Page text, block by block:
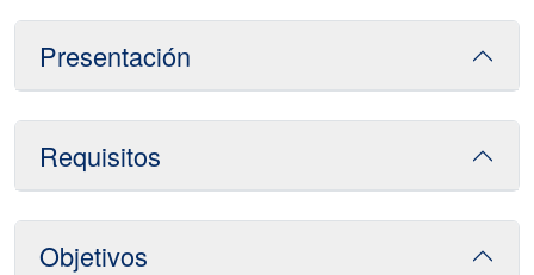
Presentación
Requisitos
Objetivos